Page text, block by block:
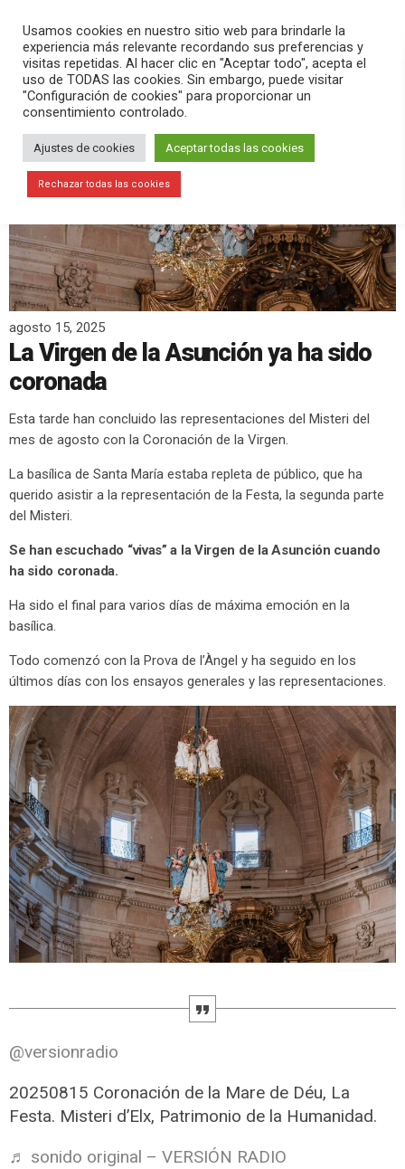
search menu pause PLAY
agosto 15, 2025
La Virgen de la Asunción ya ha sido
coronada
Esta tarde han concluido las representaciones del Misteri del
mes de agosto con la Coronación de la Virgen.
La basílica de Santa María estaba repleta de público, que ha
querido asistir a la representación de la Festa, la segunda parte
del Misteri.
Se han escuchado “vivas” a la Virgen de la Asunción cuando
ha sido coronada.
Ha sido el final para varios días de máxima emoción en la
basílica.
Todo comenzó con la Prova de l’Àngel y ha seguido en los
últimos días con los ensayos generales y las representaciones.
@versionradio
20250815 Coronación de la Mare de Déu, La
Festa. Misteri d’Elx, Patrimonio de la Humanidad.
♬ sonido original – VERSIÓN RADIO
Usamos cookies en nuestro sitio web para brindarle la
experiencia más relevante recordando sus preferencias y
visitas repetidas. Al hacer clic en "Aceptar todo", acepta el
uso de TODAS las cookies. Sin embargo, puede visitar
"Configuración de cookies" para proporcionar un
consentimiento controlado.
Ajustes de cookies Aceptar todas las cookies
Rechazar todas las cookies